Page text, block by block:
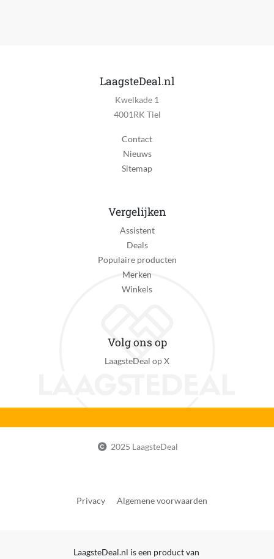
LaagsteDeal.nl
Kwelkade 1
4001RK Tiel
Contact
Nieuws
Sitemap
Vergelijken
Assistent
Deals
Populaire producten
Merken
Winkels
Volg ons op
LaagsteDeal op X
2025 LaagsteDeal
Privacy Algemene voorwaarden
LaagsteDeal.nl is een product van